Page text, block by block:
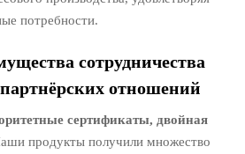
потребности.
сотрудничества
отношений
сертификаты, двойная
продукты получили множество